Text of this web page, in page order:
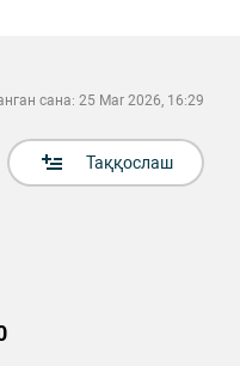
сана: 25 Mar 2026, 16:29
Таққослаш